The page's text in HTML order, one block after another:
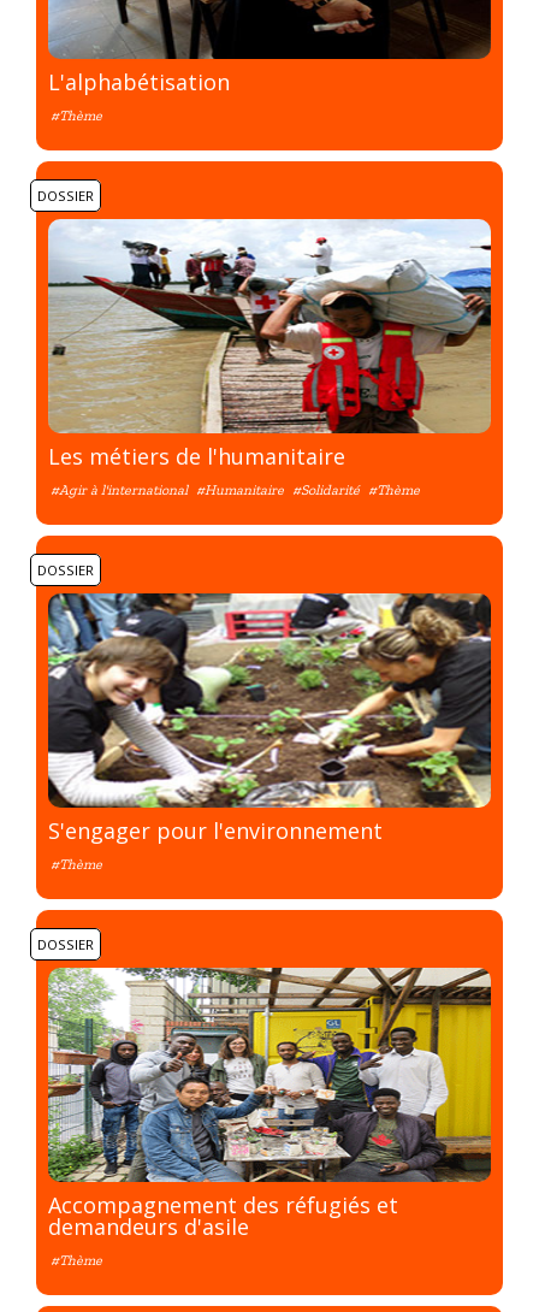
L'alphabétisation
#Thème
DOSSIER
Les métiers de l'humanitaire
#Agir à l'international #Humanitaire #Solidarité #Thème
DOSSIER
S'engager pour l'environnement
#Thème
DOSSIER
Accompagnement des réfugiés et
demandeurs d'asile
#Thème